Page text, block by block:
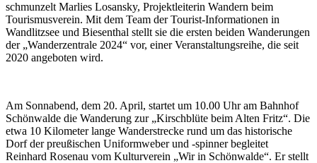
schmunzelt Marlies Losansky, Projektleiterin Wandern beim
Tourismusverein. Mit dem Team der Tourist-Informationen in
Wandlitzsee und Biesenthal stellt sie die ersten beiden Wanderungen
der „Wanderzentrale 2024“ vor, einer Veranstaltungsreihe, die seit
2020 angeboten wird.
Am Sonnabend, dem 20. April, startet um 10.00 Uhr am Bahnhof
Schönwalde die Wanderung zur „Kirschblüte beim Alten Fritz“. Die
etwa 10 Kilometer lange Wanderstrecke rund um das historische
Dorf der preußischen Uniformweber und -spinner begleitet
Reinhard Rosenau vom Kulturverein „Wir in Schönwalde“. Er stellt